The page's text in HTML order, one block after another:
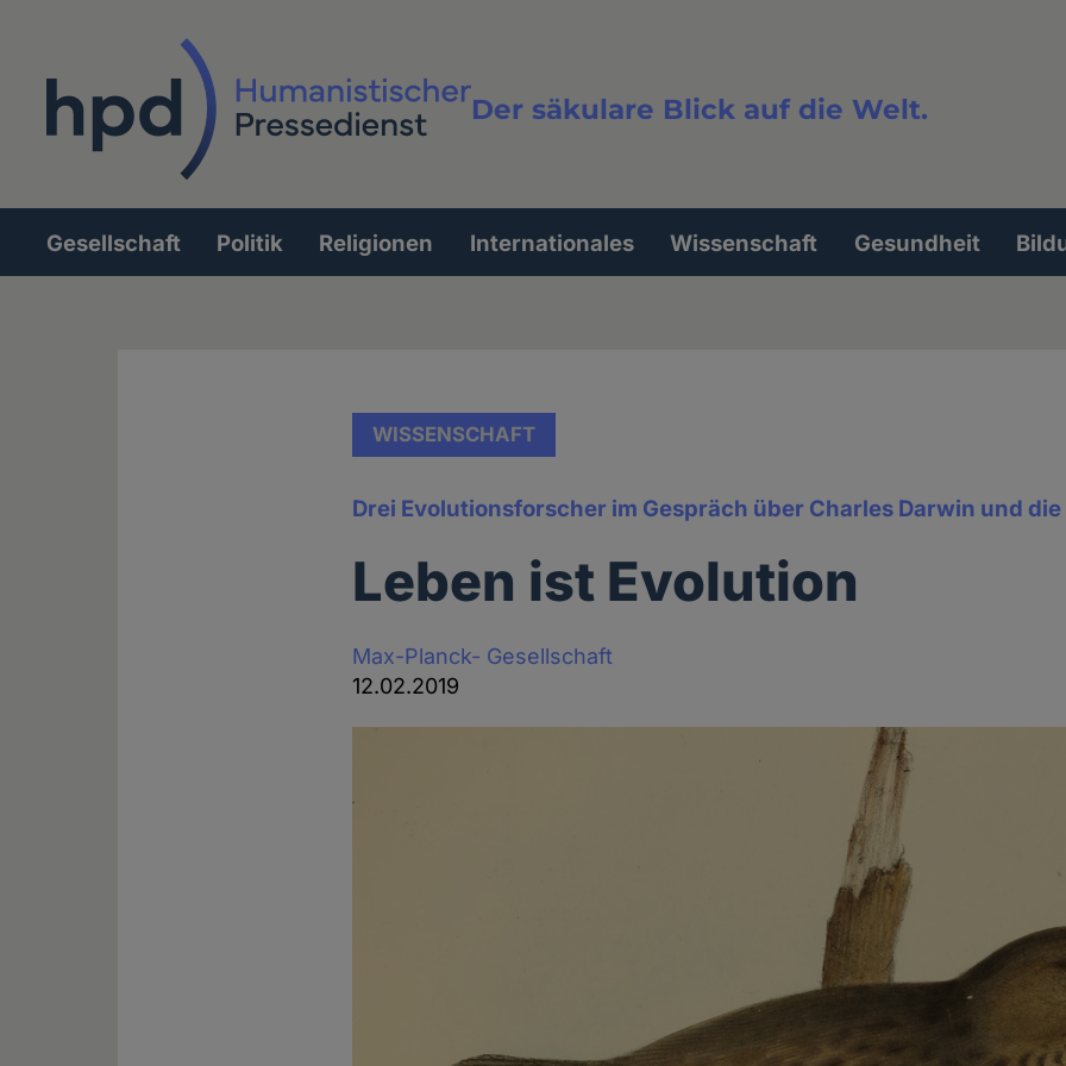
Der säkulare Blick auf die Welt.
Volltextsuche
Hauptnavigation
Gesellschaft Politik Religionen Internationales Wissenschaft Gesundheit
WISSENSCHAFT
Drei Evolutionsforscher im Gespräch über Charles Darwin und
Leben ist Evolution
Max-Planck- Gesellschaft
12.02.2019